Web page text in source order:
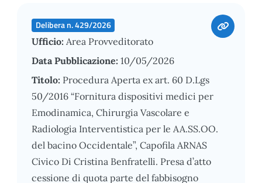
Delibera n. 429/2026
Ufficio: Area Provveditorato
Data Pubblicazione: 10/05/2026
Titolo: Procedura Aperta ex art. 60 D.Lgs
50/2016 “Fornitura dispositivi medici per
Emodinamica, Chirurgia Vascolare e
Radiologia Interventistica per le AA.SS.OO.
del bacino Occidentale”, Capofila ARNAS
Civico Di Cristina Benfratelli. Presa d’atto
cessione di quota parte del fabbisogno